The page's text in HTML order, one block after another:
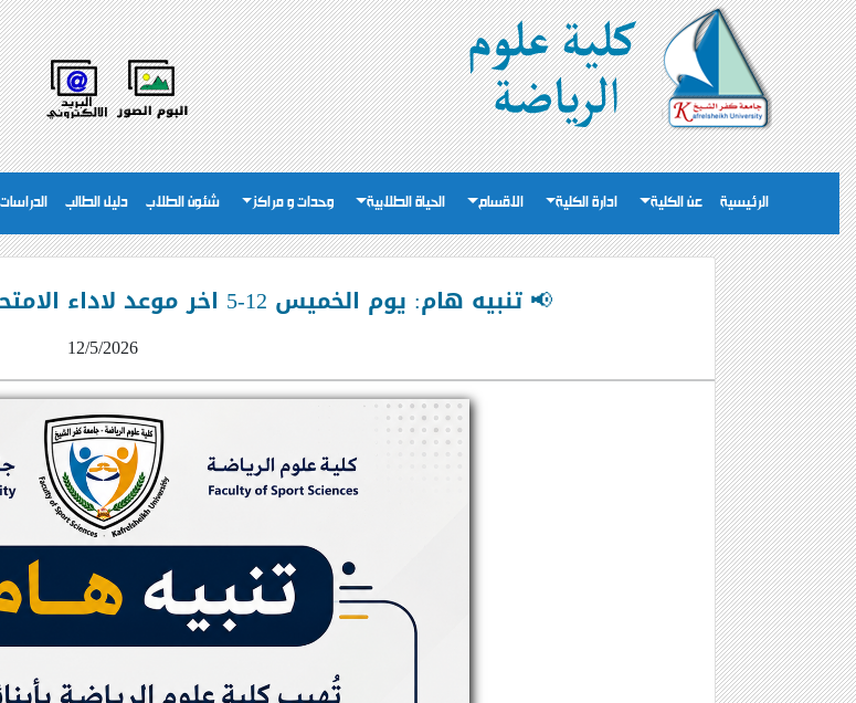
الرئيسية عن الكلية ادارة الكلية الاقسام الحياة الطلابية وحدات و مراكز شئون الطلاب دليل الطالب
📢 تنبيه هام: يوم الخميس 12-5 اخر موعد لاداء الامتحانات التطبيقية للطلاب المتخلفين
12/5/2026